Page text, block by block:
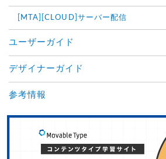
[MTA][CLOUD]サーバー配信
ユーザーガイド
デザイナーガイド
参考情報